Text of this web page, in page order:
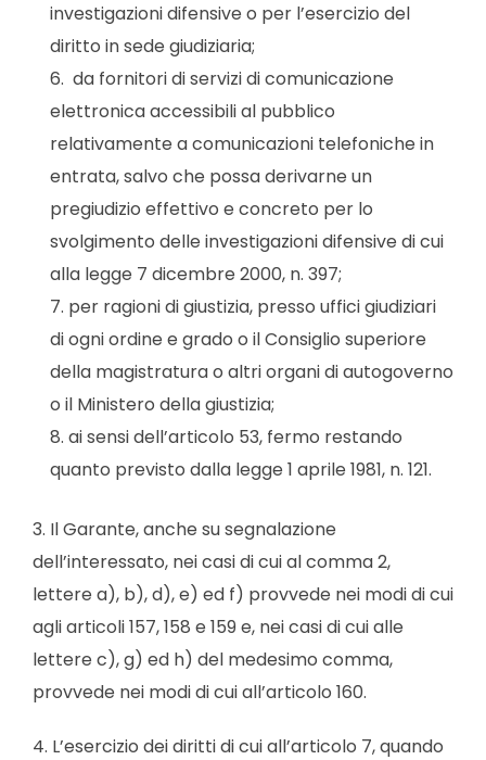
investigazioni difensive o per l’esercizio del
diritto in sede giudiziaria;
da fornitori di servizi di comunicazione
elettronica accessibili al pubblico
relativamente a comunicazioni telefoniche in
entrata, salvo che possa derivarne un
pregiudizio effettivo e concreto per lo
svolgimento delle investigazioni difensive di cui
alla legge 7 dicembre 2000, n. 397;
per ragioni di giustizia, presso uffici giudiziari
di ogni ordine e grado o il Consiglio superiore
della magistratura o altri organi di autogoverno
o il Ministero della giustizia;
ai sensi dell’articolo 53, fermo restando
quanto previsto dalla legge 1 aprile 1981, n. 121.
3. Il Garante, anche su segnalazione
dell’interessato, nei casi di cui al comma 2,
lettere a), b), d), e) ed f) provvede nei modi di cui
agli articoli 157, 158 e 159 e, nei casi di cui alle
lettere c), g) ed h) del medesimo comma,
provvede nei modi di cui all’articolo 160.
4. L’esercizio dei diritti di cui all’articolo 7, quando